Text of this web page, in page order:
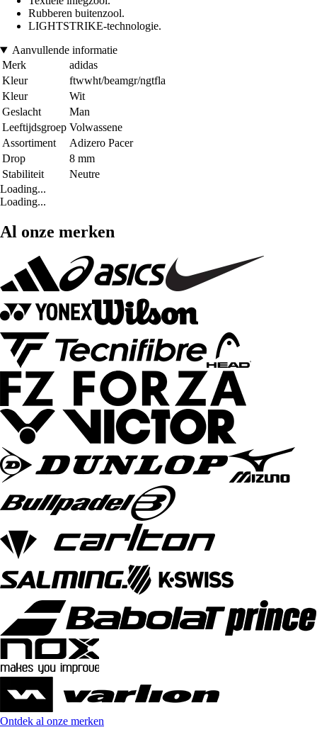
Rubberen buitenzool.
LIGHTSTRIKE-technologie.
Aanvullende informatie
Merk
adidas
Kleur
ftwwht/beamgr/ngtfla
Kleur
Wit
Geslacht
Man
Leeftijdsgroep Volwassene
Assortiment
Adizero Pacer
Drop
8 mm
Stabiliteit
Neutre
Loading...
Loading...
Al onze merken
Ontdek al onze merken